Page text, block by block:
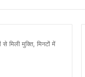
मिली मुक्ति, मिनटों में